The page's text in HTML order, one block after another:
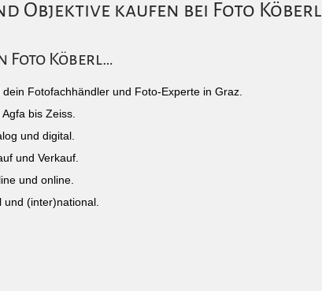
Objektive kaufen bei Foto Köberl
Foto Köberl…
Fotofachhändler und Foto-Experte in Graz.
Agfa bis Zeiss.
und digital.
und Verkauf.
und online.
und (inter)national.